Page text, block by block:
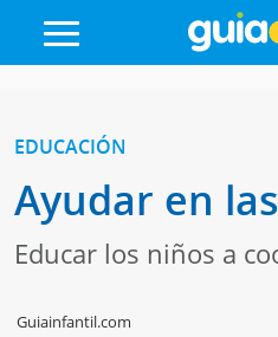
EDUCACIÓN
Ayudar en
Educar los niños a
Guiainfantil.com